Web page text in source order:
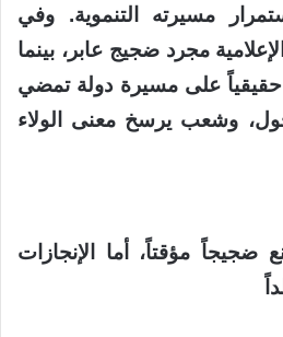
مسيرته التنموية. وفي
مجرد ضجيج عابر، بينما
حقيقياً على مسيرة دولة تمضي
وشعب يرسخ معنى الولاء
ضجيجاً مؤقتاً، أما الإنجازات